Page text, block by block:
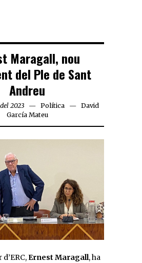
Maragall, nou
del Ple de Sant
Andreu
2023 Política
David
García Mateu
d’ERC,Ernest Maragall, ha